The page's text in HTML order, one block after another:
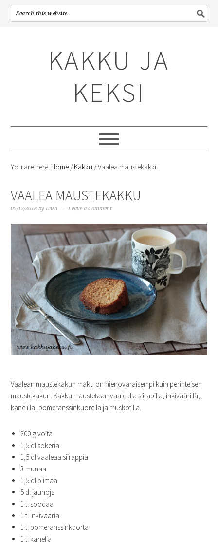
KAKKU JA
KEKSI
You are here: Home /Kakku /Vaalea maustekakku
VAALEA MAUSTEKAKKU
05/12/2018 byLiisa Leave a Comment
Vaalean maustekakun maku on hienovaraisempi kuin perinteisen
maustekakun. Kakku maustetaan vaalealla siirapilla, inkiväärillä,
kanelilla, pomeranssinkuorella ja muskotilla.
200 g voita
1,5 dl sokeria
1,5 dl vaaleaa siirappia
3 munaa
1,5 dl piimää
5 dl jauhoja
1 tl soodaa
1 tl inkivääriä
1 tl pomeranssinkuorta
1 tl kanelia